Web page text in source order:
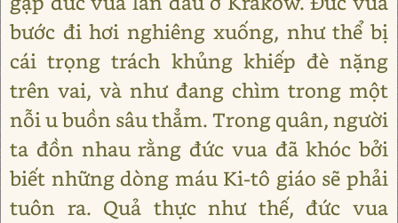
bước đi hơi nghiêng xuống, như thể bị
cái trọng trách khủng khiếp đè nặng
trên vai, và như đang chìm trong một
nỗi u buồn sâu thẳm. Trong quân, người
ta đồn nhau rằng đức vua đã khóc bởi
biết những dòng máu Ki-tô giáo sẽ phải
tuôn ra. Quả thực như thế, đức vua